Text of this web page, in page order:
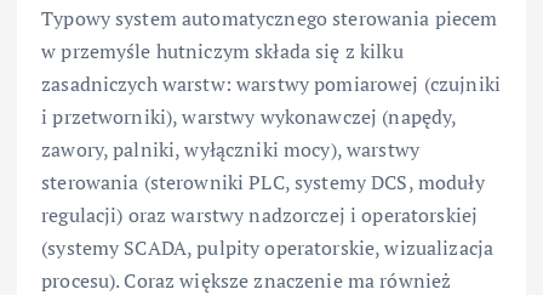
Typowy system automatycznego sterowania piecem
w przemyśle hutniczym składa się z kilku
zasadniczych warstw: warstwy pomiarowej (czujniki
i przetworniki), warstwy wykonawczej (napędy,
zawory, palniki, wyłączniki mocy), warstwy
sterowania (sterowniki PLC, systemy DCS, moduły
regulacji) oraz warstwy nadzorczej i operatorskiej
(systemy SCADA, pulpity operatorskie, wizualizacja
procesu). Coraz większe znaczenie ma również